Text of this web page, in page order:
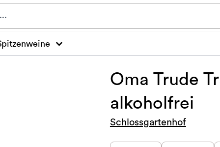
Oma Trude
alkoholfrei
Schlossgartenhof